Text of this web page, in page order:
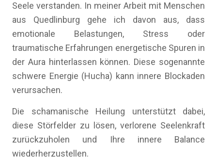
Seele verstanden. In meiner Arbeit mit Menschen
aus Quedlinburg gehe ich davon aus, dass
emotionale Belastungen, Stress oder
traumatische Erfahrungen energetische Spuren in
der Aura hinterlassen können. Diese sogenannte
schwere Energie (Hucha) kann innere Blockaden
verursachen.
Die schamanische Heilung unterstützt dabei,
diese Störfelder zu lösen, verlorene Seelenkraft
zurückzuholen und Ihre innere Balance
wiederherzustellen.